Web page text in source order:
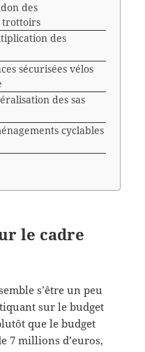
des
trottoirs
des
sécurisées vélos
des sas
cyclables
le cadre
s’être un peu
sur le budget
que le budget
7 millions d’euros,